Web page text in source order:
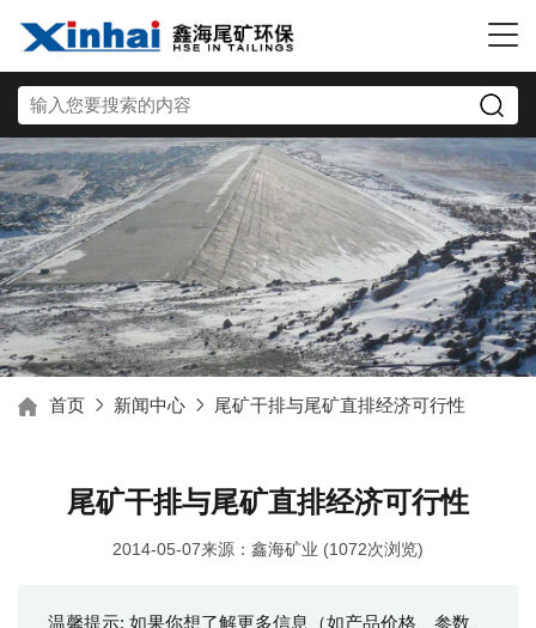
首页 新闻中心 尾矿干排与尾矿直排经济可行性
尾矿干排与尾矿直排经济可行性
2014-05-07来源：鑫海矿业 (1072次浏览)
温馨提示: 如果你想了解更多信息（如产品价格、参数、